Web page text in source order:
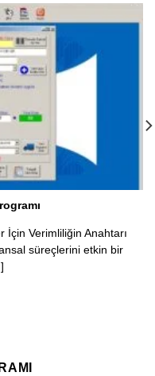
Programı
Verimliliğini Artırmanın
ve lojistik sektörlerinde
ürün [...]